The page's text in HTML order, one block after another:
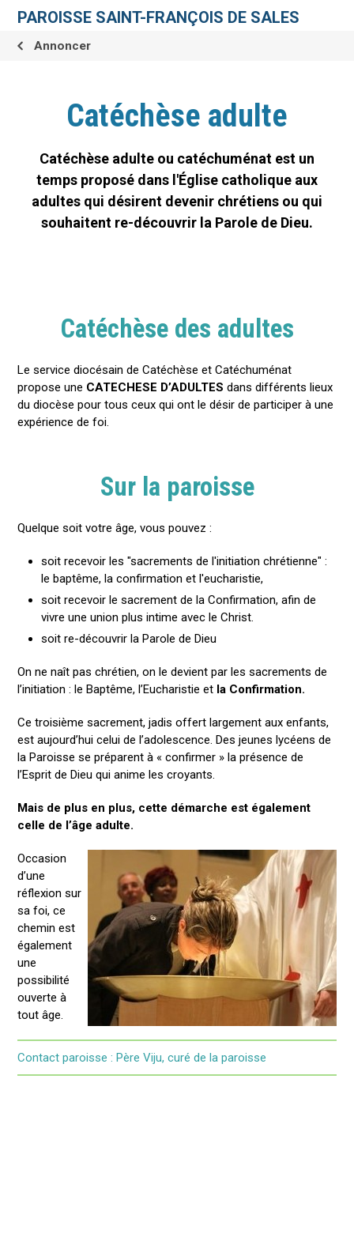
contenu.
personnelsPAROISSE SAINT-FRANÇOIS DE SALES
Annoncer
Catéchèse adulte
Catéchèse adulte ou catéchuménat est un
temps proposé dans l'Église catholique aux
adultes qui désirent devenir chrétiens ou qui
souhaitent re-découvrir la Parole de Dieu.
Catéchèse des adultes
Le service diocésain de Catéchèse et Catéchuménat
propose une CATECHESE D’ADULTES dans différents lieux
du diocèse pour tous ceux qui ont le désir de participer à une
expérience de foi.
Sur la paroisse
Quelque soit votre âge, vous pouvez :
soit recevoir les "sacrements de l'initiation chrétienne" :
le baptême, la confirmation et l'eucharistie,
soit recevoir le sacrement de la Confirmation, afin de
vivre une union plus intime avec le Christ.
soit re-découvrir la Parole de Dieu
On ne naît pas chrétien, on le devient par les sacrements de
l’initiation : le Baptême, l’Eucharistie et la Confirmation.
Ce troisième sacrement, jadis offert largement aux enfants,
est aujourd’hui celui de l’adolescence. Des jeunes lycéens de
la Paroisse se préparent à « confirmer » la présence de
l’Esprit de Dieu qui anime les croyants.
Mais de plus en plus, cette démarche est également
celle de l’âge adulte.
Occasion
d’une
réflexion sur
sa foi, ce
chemin est
également
une
possibilité
ouverte à
tout âge.
Contact paroisse : Père Viju, curé de la paroisse